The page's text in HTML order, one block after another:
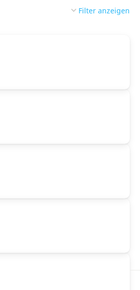
Filter anzeigen